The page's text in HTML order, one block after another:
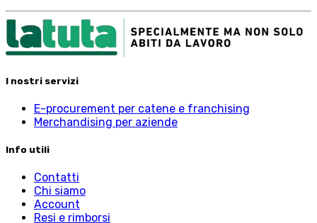
I nostri servizi
E-procurement per catene e franchising
Merchandising per aziende
Info utili
Contatti
Chi siamo
Account
Resi e rimborsi